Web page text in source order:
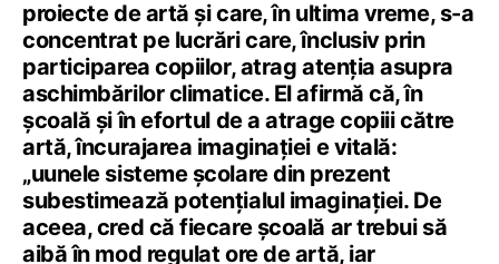
proiecte de artă și care, în ultima vreme, s-a
concentrat pe lucrări care, înclusiv prin
participarea copiilor, atrag atenția asupra
aschimbărilor climatice. El afirmă că, în
școală și în efortul de a atrage copiii către
artă, încurajarea imaginației e vitală:
„uunele sisteme școlare din prezent
subestimează potențialul imaginației. De
aceea, cred că fiecare școală ar trebui să
aibă în mod regulat ore de artă, iar